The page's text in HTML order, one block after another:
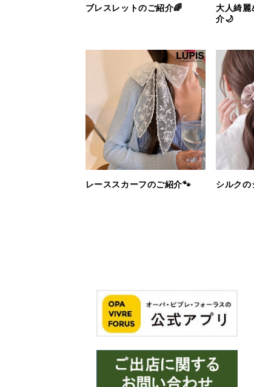
ブレスレットのご紹介🌈
大人綺麗
介🌙
レーススカーフのご紹介🐾 シルクの